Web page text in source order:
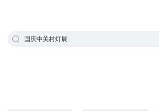
国庆中关村灯展